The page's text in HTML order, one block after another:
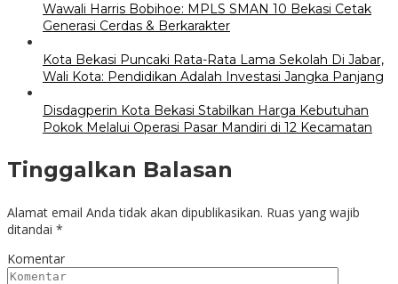
Wawali Harris Bobihoe: MPLS SMAN 10 Bekasi Cetak
Generasi Cerdas & Berkarakter
Kota Bekasi Puncaki Rata-Rata Lama Sekolah Di Jabar,
Wali Kota: Pendidikan Adalah Investasi Jangka Panjang
Disdagperin Kota Bekasi Stabilkan Harga Kebutuhan
Pokok Melalui Operasi Pasar Mandiri di 12 Kecamatan
Tinggalkan Balasan
Alamat email Anda tidak akan dipublikasikan. Ruas yang wajib
ditandai *
Komentar